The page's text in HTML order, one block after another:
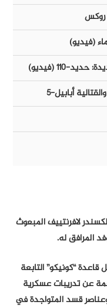
روكس
(فيديو)
١١٠ (فيديو)
أبابيل-٥
لافرنتييف المبعوث
المرافق له.
“كونيكو” التابعة
عن تدريبات عسكرية
وعناصر قسد المتواجدة في